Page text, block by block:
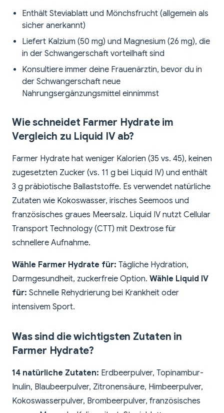
Enthält Steviablatt und Mönchsfrucht (allgemein als
sicher anerkannt)
Liefert Kalzium (50 mg) und Magnesium (26 mg), die
in der Schwangerschaft vorteilhaft sind
Konsultiere immer deine Frauenärztin, bevor du in
der Schwangerschaft neue
Nahrungsergänzungsmittel einnimmst
Wie schneidet Farmer Hydrate im
Vergleich zu Liquid IV ab?
Farmer Hydrate hat weniger Kalorien (35 vs. 45), keinen
zugesetzten Zucker (vs. 11 g bei Liquid IV) und enthält
3 g präbiotische Ballaststoffe. Es verwendet natürliche
Zutaten wie Kokoswasser, irisches Seemoos und
französisches graues Meersalz. Liquid IV nutzt Cellular
Transport Technology (CTT) mit Dextrose für
schnellere Aufnahme.
Wähle Farmer Hydrate für: Tägliche Hydration,
Darmgesundheit, zuckerfreie Option. Wähle Liquid IV
für: Schnelle Rehydrierung bei Krankheit oder
intensivem Sport.
Was sind die wichtigsten Zutaten in
Farmer Hydrate?
14 natürliche Zutaten: Erdbeerpulver, Topinambur-
Inulin, Blaubeerpulver, Zitronensäure, Himbeerpulver,
Kokoswasserpulver, Brombeerpulver, französisches